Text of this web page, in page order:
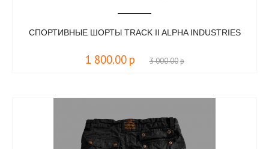
СПОРТИВНЫЕ ШОРТЫ TRACK II ALPHA INDUSTRIES
1 800.00 р 3 000.00р